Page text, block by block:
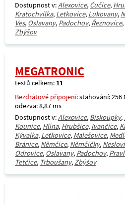
Dostupnost v:Alexovice, Čučice,
Kratochvilka, Letkovice, Lukovany,
Ves, Oslavany, Padochov, Řeznovice,
Zbýšov
MEGATRONIC
testů celkem: 11
Bezdrátové připojení: stahování: 256
odezva: 8,87 ms
Dostupnost v:Alexovice, Biskoupky,
Kounice, Hlína, Hrubšice, Ivančice,
Kývalka, Letkovice, Malešovice,
Bránice, Němčice, Němčičky,
Odrovice, Oslavany, Padochov,
Tetčice, Trboušany,Zbýšov